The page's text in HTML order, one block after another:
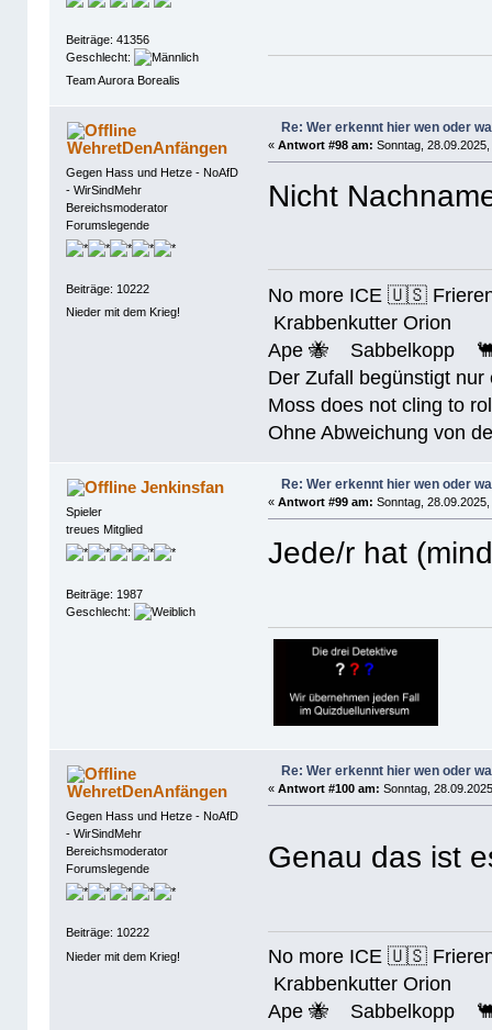
Beiträge: 41356
Geschlecht:
Team Aurora Borealis
WehretDenAnfängen
Gegen Hass und Hetze - NoAfD
- WirSindMehr
Bereichsmoderator
Forumslegende
Beiträge: 10222
Nieder mit dem Krieg!
Re: Wer erkennt hier wen oder
«Antwort #98 am: Sonntag,
Nicht
No more ICE 🇺🇸
Krabbenkutter Orion
Ape 🐝 Sabbelkopp
Der Zufall begünstigt
Moss does not cling to
Ohne Abweichung von
Jenkinsfan
Spieler
treues Mitglied
Beiträge: 1987
Geschlecht:
Re: Wer erkennt hier wen oder
«Antwort #99 am: Sonntag,
Jede/r hat
WehretDenAnfängen
Gegen Hass und Hetze - NoAfD
- WirSindMehr
Bereichsmoderator
Forumslegende
Beiträge: 10222
Nieder mit dem Krieg!
Re: Wer erkennt hier wen oder
«Antwort #100 am: Sonntag,
Genau das ist
No more ICE 🇺🇸
Krabbenkutter Orion
Ape 🐝 Sabbelkopp